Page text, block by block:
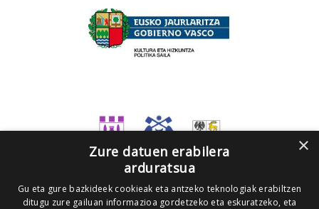
×
Zure datuen erabilera
arduratsua
Gu eta gure bazkideek cookieak eta antzeko teknologiak erabiltzen
ditugu zure gailuan informazioa gordetzeko eta eskuratzeko, eta